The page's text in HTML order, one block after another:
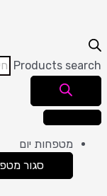
Products search
מטפחות יום
סגור